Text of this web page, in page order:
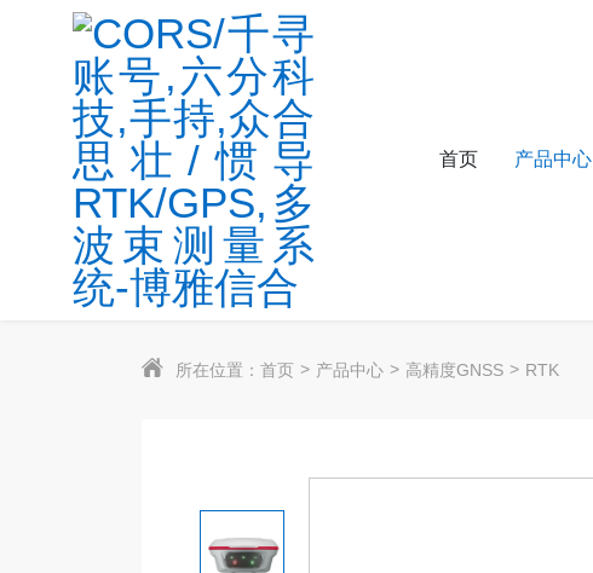
首页 产品中心
所在位置： 首页 产品中心 高精度GNSS RTK